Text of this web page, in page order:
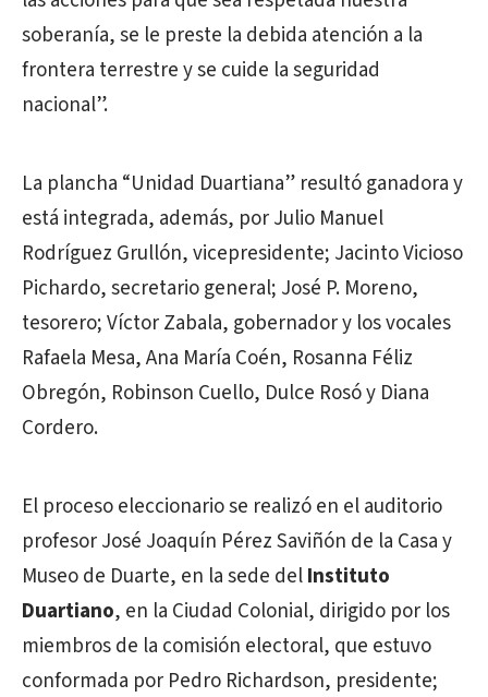
soberanía, se le preste la debida atención a la
frontera terrestre y se cuide la seguridad
nacional”.
La plancha “Unidad Duartiana” resultó ganadora y
está integrada, además, por Julio Manuel
Rodríguez Grullón, vicepresidente; Jacinto Vicioso
Pichardo, secretario general; José P. Moreno,
tesorero; Víctor Zabala, gobernador y los vocales
Rafaela Mesa, Ana María Coén, Rosanna Féliz
Obregón, Robinson Cuello, Dulce Rosó y Diana
Cordero.
El proceso eleccionario se realizó en el auditorio
profesor José Joaquín Pérez Saviñón de la Casa y
Museo de Duarte, en la sede delInstituto
Duartiano, en la Ciudad Colonial, dirigido por los
miembros de la comisión electoral, que estuvo
conformada por Pedro Richardson, presidente;